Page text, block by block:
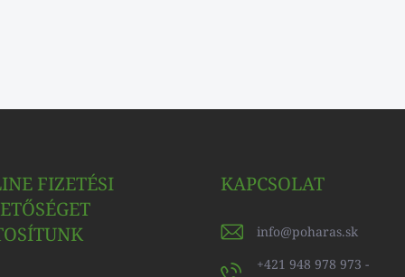
FIZETÉSI
KAPCSOLAT
info@poharas.sk
+421 948 978 973 -